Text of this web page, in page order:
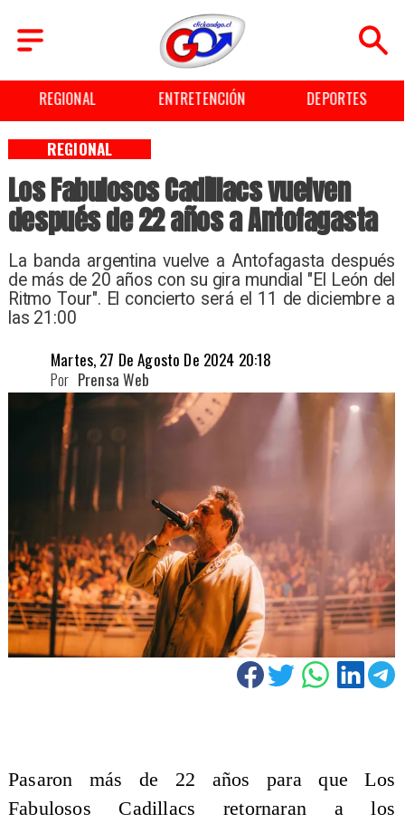
REGIONAL ENTRETENCIÓN DEPORTES
Los Fabulosos Cadillacs vuelven
después de 22 años a Antofagasta
La banda argentina vuelve a Antofagasta después
de más de 20 años con su gira mundial "El León del
Ritmo Tour". El concierto será el 11 de diciembre a
las 21:00
REGIONAL
Martes, 27 De Agosto De 2024 20:18
Prensa Web
Por
Pasaron más de 22 años para queLos
Fabulosos Cadillacs retornaran a los